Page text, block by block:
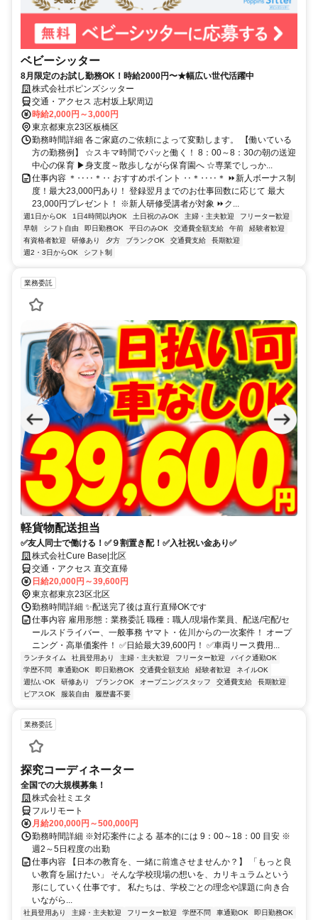
ベビーシッター
8月限定のお試し勤務OK！時給2000円〜★幅広い世代活躍中
株式会社ポピンズシッター
交通・アクセス 志村坂上駅周辺
時給2,000円～3,000円
東京都東京23区板橋区
勤務時間詳細 各ご家庭のご依頼によって変動します。 【働いている
方の勤務例】 ☆スキマ時間でパッと働く！ 8：00～8：30の朝の送迎
中心の保育 ▶身支度～散歩しながら保育園へ ☆専業でしっか...
仕事内容 ＊‥‥＊‥ おすすめポイント ‥＊‥‥＊ ⏩新人ボーナス制
度！最大23,000円あり！ 登録翌月までのお仕事回数に応じて 最大
23,000円プレゼント！ ※新人研修受講者が対象 ⏩ク...
週1日からOK 1日4時間以内OK 土日祝のみOK 主婦・主夫歓迎
フリーター歓迎
早朝
シフト自由 即日勤務OK 平日のみOK 交通費全額支給 午前
経験者歓迎
有資格者歓迎
研修あり 夕方 ブランクOK 交通費支給
長期歓迎
週2・3日からOK
シフト制
業務委託
軽貨物配送担当
✅友人同士で働ける！✅９割置き配！✅入社祝い金あり✅
株式会社Cure Base|北区
交通・アクセス 直交直帰
日給20,000円～39,600円
東京都東京23区北区
勤務時間詳細 ✨配送完了後は直行直帰OKです
仕事内容 雇用形態：業務委託 職種：職人/現場作業員、配送/宅配/セ
ールスドライバー、一般事務 ヤマト・佐川からの一次案件！ オープ
ニング・高単価案件！ ✅日給最大39,600円！ ✅車両リース費用...
ランチタイム 社員登用あり 主婦・主夫歓迎 フリーター歓迎
バイク通勤OK
学歴不問
車通勤OK 即日勤務OK 交通費全額支給 経験者歓迎
ネイルOK
週払いOK
研修あり ブランクOK オープニングスタッフ 交通費支給
長期歓迎
ピアスOK
服装自由 履歴書不要
業務委託
探究コーディネーター
全国での大規模募集！
株式会社ミエタ
フルリモート
月給200,000円～500,000円
勤務時間詳細 ※対応案件による 基本的には 9：00～18：00 目安 ※
週2～5日程度の出勤
仕事内容 【日本の教育を、一緒に前進させませんか？】 「もっと良
い教育を届けたい」 そんな学校現場の想いを、カリキュラムという
形にしていく仕事です。 私たちは、学校ごとの理念や課題に向き合
いながら...
社員登用あり 主婦・主夫歓迎 フリーター歓迎 学歴不問 車通勤OK
即日勤務OK